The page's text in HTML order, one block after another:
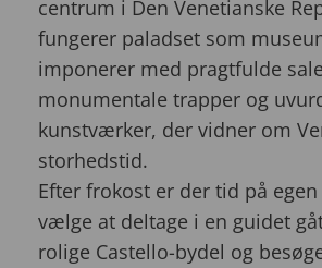
centrum i Den Venetianske
fungerer paladset som
imponerer med pragtfulde
monumentale trapper og
kunstværker, der vidner om
storhedstid.
Efter frokost er der tid på
vælge at deltage i en guidet
rolige Castello-bydel og